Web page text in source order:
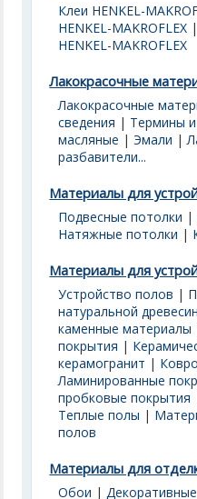
Клеи HENKEL-
HENKEL-MAKROFLEX |
HENKEL-MAKROFLEX
Лакокрасочные
Лакокрасочные
сведения | Термины
масляные |Эмали |
разбавители...
Материалы для
Подвесные потолки |
Натяжные потолки |
Материалы для
Устройство полов |
натуральной
каменные материалы
покрытия |
керамогранит |
Ламинированные
пробковые покрытия
Теплые полы |
полов
Материалы для
Обои |